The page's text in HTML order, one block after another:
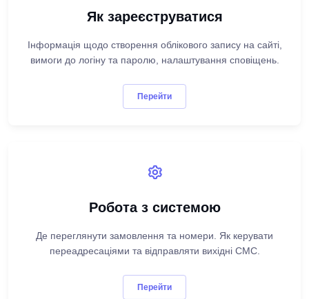
Як зареєструватися
Інформація щодо створення облікового запису на сайті,
вимоги до логіну та паролю, налаштування сповіщень.
Перейти
Робота з системою
Де переглянути замовлення та номери. Як керувати
переадресаціями та відправляти вихідні СМС.
Перейти